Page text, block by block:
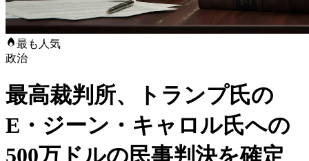
最も人気
政治
最高裁判所、トランプ氏の
E・ジーン・キャロル氏への
500万ドルの民事判決を確定